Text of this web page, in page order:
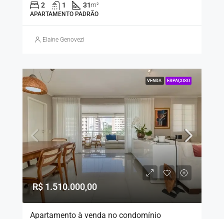
2 1 31m²
APARTAMENTO PADRÃO
Elaine Genovezi
VENDA ESPAÇOSO
R$ 1.510.000,00
Apartamento à venda no condomínio